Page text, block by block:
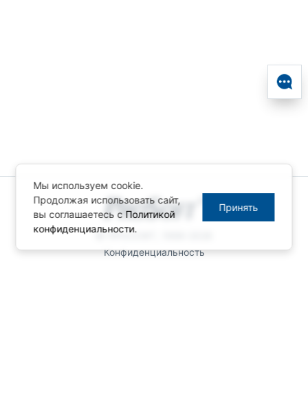
© ПРОСОФТ, 1996-2026
Конфиденциальность
Мы используем cookie.
Продолжая использовать сайт,
вы соглашаетесь с Политикой
конфиденциальности.
Принять